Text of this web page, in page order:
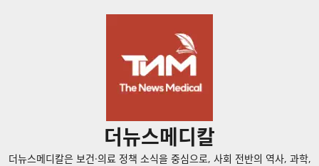
더뉴스메디칼
더뉴스메디칼은 보건·의료 정책 소식을 중심으로, 사회 전반의 역사, 과학,